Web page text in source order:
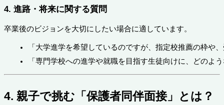
4. 進路・将来に関する質問
卒業後のビジョンを大切にしたい場合に適しています。
「大学進学を希望しているのですが、指定校推薦の枠や
「専門学校への進学や就職を目指す生徒向けに、どのよ
4. 親子で挑む「保護者同伴面接」とは？